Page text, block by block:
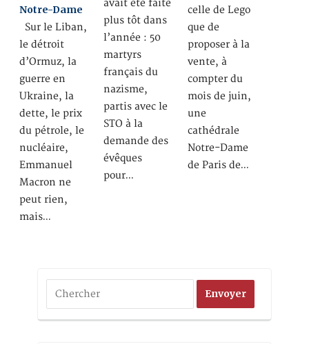
Notre-Dame
Sur le Liban,
le détroit
d’Ormuz, la
guerre en
Ukraine, la
dette, le prix
du pétrole, le
nucléaire,
Emmanuel
Macron ne
peut rien,
mais…
avait été faite
plus tôt dans
l’année : 50
martyrs
français du
nazisme,
partis avec le
STO à la
demande des
évêques
pour…
celle de Lego
que de
proposer à la
vente, à
compter du
mois de juin,
une
cathédrale
Notre-Dame
de Paris de…